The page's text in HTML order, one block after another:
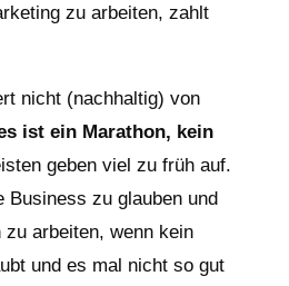
zu arbeiten, zahlt
nicht (nachhaltig) von
ist ein Marathon, kein
geben viel zu früh auf.
Business zu glauben und
arbeiten, wenn kein
und es mal nicht so gut